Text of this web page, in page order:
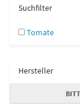
Suchfilter
Tomate
Hersteller